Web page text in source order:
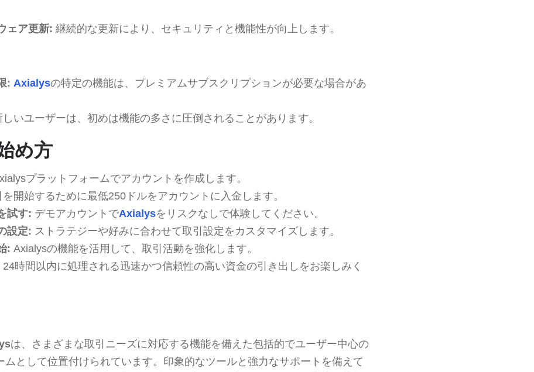
ェア更新: 継続的な更新により、セキュリティと機能性が向上します。
: Axialysの特定の機能は、プレミアムサブスクリプションが必要な場合があ
しいユーザーは、初めは機能の多さに圧倒されることがあります。
め方
プラットフォームでアカウントを作成します。
を開始するために最低250ドルをアカウントに入金します。
試す: デモアカウントでAxialysをリスクなしで体験してください。
設定: ストラテジーや好みに合わせて取引設定をカスタマイズします。
: Axialysの機能を活用して、取引活動を強化します。
24時間以内に処理される迅速かつ信頼性の高い資金の引き出しをお楽しみく
は、さまざまな取引ニーズに対応する機能を備えた包括的でユーザー中心の
ムとして位置付けられています。印象的なツールと強力なサポートを備えて